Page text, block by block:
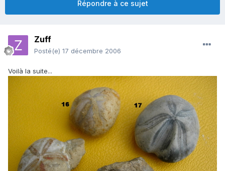
Répondre à ce sujet
Zuff
Posté(e) 17 décembre 2006
Voilà la suite...